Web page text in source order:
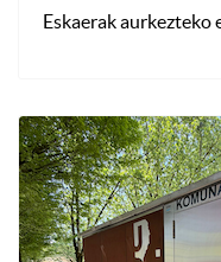
Eskaerak